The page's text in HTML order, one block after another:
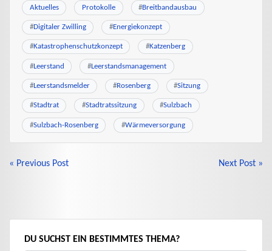
Aktuelles Protokolle #Breitbandausbau
#Digitaler Zwilling #Energiekonzept
#Katastrophenschutzkonzept #Katzenberg
#Leerstand #Leerstandsmanagement
#Leerstandsmelder #Rosenberg #Sitzung
#Stadtrat #Stadtratssitzung #Sulzbach
#Sulzbach-Rosenberg #Wärmeversorgung
BEITRAGSNAVIGATION
« Previous Post Next Post »
DU SUCHST EIN BESTIMMTES THEMA?